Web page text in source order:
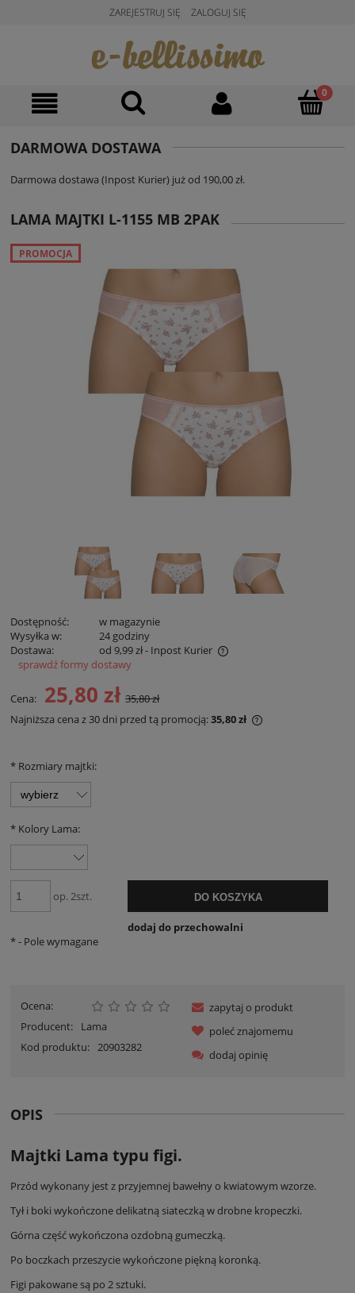
ZAREJESTRUJ SIĘ ZALOGUJ SIĘ
DARMOWA DOSTAWA
Darmowa dostawa (Inpost Kurier) już od 190,00 zł.
LAMA MAJTKI L-1155 MB 2PAK
PROMOCJA
Dostępność:
w magazynie
Wysyłka w:
24 godziny
Dostawa:
od 9,99 zł- Inpost Kurier
Cena zawiera koszty płatności online
sprawdź formy dostawy
Cena: 25,80 zł 35,80 zł
Najniższa cena z 30 dni przed tą promocją:35,80 zł
* Rozmiary majtki:
* Kolory Lama:
op. 2szt. DO KOSZYKA
dodaj do przechowalni
*- Pole wymagane
Ocena:
Producent:
Lama
Kod produktu: 20903282
zapytaj o produkt
poleć znajomemu
dodaj opinię
OPIS
Majtki Lama typu figi.
Przód wykonany jest z przyjemnej bawełny o kwiatowym wzorze.
Tył i boki wykończone delikatną siateczką w drobne kropeczki.
Górna część wykończona ozdobną gumeczką.
Po boczkach przeszycie wykończone piękną koronką.
Figi pakowane są po 2 sztuki.